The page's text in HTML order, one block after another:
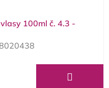
100ml č. 4.3 -